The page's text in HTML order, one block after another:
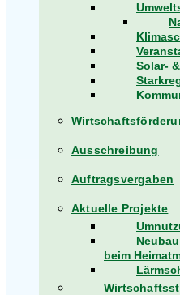
Solar-
Ausschreibung
Auftragsvergaben
Aktuelle Projekte
beim